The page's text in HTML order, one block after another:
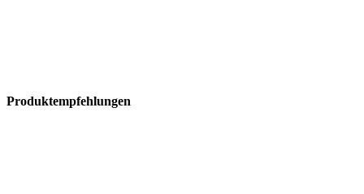
Produktempfehlungen